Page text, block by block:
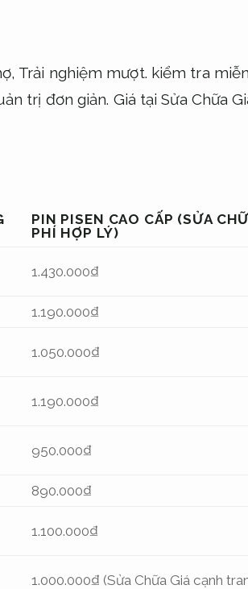
Trải nghiệm mượt. kiểm tra
trị đơn giản. Giá tại Sửa Chữa
PIN PISEN CAO CẤP (SỬA
PHÍ HỢP LÝ)
1.430.000₫
1.190.000₫
1.050.000₫
1.190.000₫
950.000₫
890.000₫
1.100.000₫
1.000.000₫ (Sửa Chữa Giá cạnh